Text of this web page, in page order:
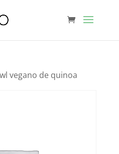
vegano de quinoa